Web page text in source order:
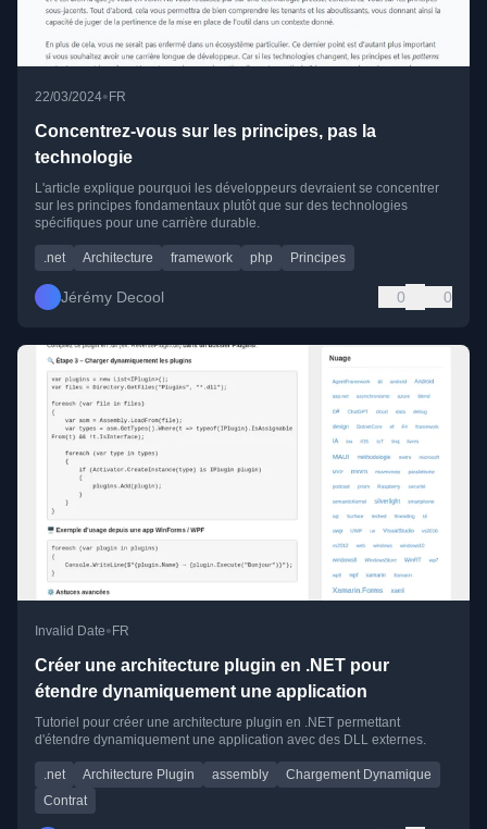
22/03/2024• FR
Concentrez-vous sur les principes, pas la
technologie
L'article explique pourquoi les développeurs devraient se concentrer
sur les principes fondamentaux plutôt que sur des technologies
spécifiques pour une carrière durable.
.net Architecture framework php Principes
Jérémy Decool 0 0
Invalid Date•FR
Créer une architecture plugin en .NET pour
étendre dynamiquement une application
Tutoriel pour créer une architecture plugin en .NET permettant
d'étendre dynamiquement une application avec des DLL externes.
.net Architecture Plugin assembly
Chargement Dynamique
Contrat